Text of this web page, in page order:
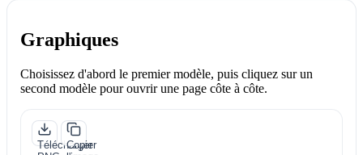
Graphiques
Choisissez d'abord le premier modèle, puis cliquez sur un
second modèle pour ouvrir une page côte à côte.
Télécharger
Copier